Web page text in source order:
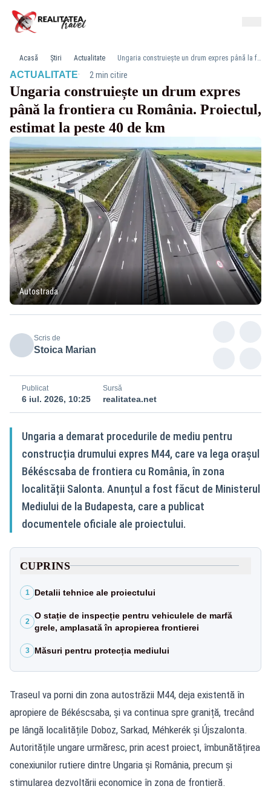
Acasă Știri Actualitate Ungaria construiește un drum expres până la frontiera cu România. Proiectul, estimat la peste 40 de km
ACTUALITATE· 2 min citire
Ungaria construiește un drum expres
până la frontiera cu România. Proiectul,
estimat la peste 40 de km
Autostrada
Scris de
Stoica Marian
Publicat
6 iul. 2026, 10:25
Sursă
realitatea.net
Ungaria a demarat procedurile de mediu pentru
construcția drumului expres M44, care va lega orașul
Békéscsaba de frontiera cu România, în zona
localității Salonta. Anunțul a fost făcut de Ministerul
Mediului de la Budapesta, care a publicat
documentele oficiale ale proiectului.
CUPRINS
1 Detalii tehnice ale proiectului
2
O stație de inspecție pentru vehiculele de marfă
grele, amplasată în apropierea frontierei
3 Măsuri pentru protecția mediului
Traseul va porni din zona autostrăzii M44, deja existentă în
apropiere de Békéscsaba, și va continua spre graniță, trecând
pe lângă localitățile Doboz, Sarkad, Méhkerék și Újszalonta.
Autoritățile ungare urmăresc, prin acest proiect, îmbunătățirea
conexiunilor rutiere dintre Ungaria și România, precum și
stimularea dezvoltării economice în zona de frontieră.